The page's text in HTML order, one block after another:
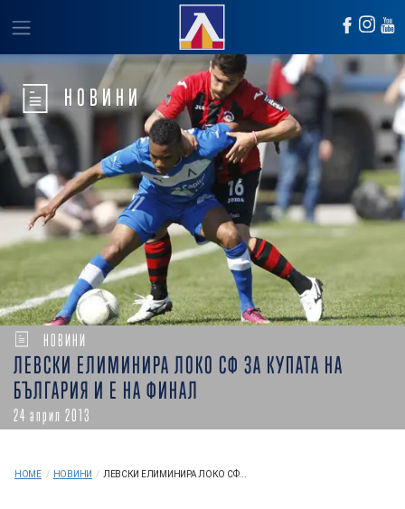
НОВИНИ
НОВИНИ
ЛЕВСКИ ЕЛИМИНИРА ЛОКО СФ ЗА КУПАТА НА
БЪЛГАРИЯ И Е НА ФИНАЛ
24 април 2013
HOME / НОВИНИ / ЛЕВСКИ ЕЛИМИНИРА ЛОКО СФ...